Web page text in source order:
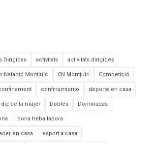
Dirigidas activitats activitats dirigides
Natació Montjuïc CN Montjuïc Competició
confinamiento deporte en casa
dia de la mujer Dobles Dominadas
dona treballadora
en casa esport a casa